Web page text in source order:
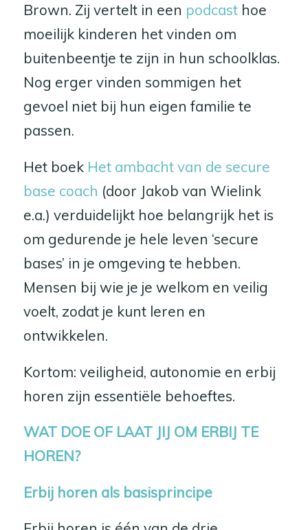
Brown. Zij vertelt in een podcasthoe
moeilijk kinderen het vinden om
buitenbeentje te zijn in hun schoolklas.
Nog erger vinden sommigen het
gevoel niet bij hun eigen familie te
passen.
Het boek Het ambacht van de secure
base coach (door Jakob van Wielink
e.a.) verduidelijkt hoe belangrijk het is
om gedurende je hele leven ‘secure
bases’ in je omgeving te hebben.
Mensen bij wie je je welkom en veilig
voelt, zodat je kunt leren en
ontwikkelen.
Kortom: veiligheid, autonomie en erbij
horen zijn essentiële behoeftes.
WAT DOE OF LAAT JIJ OM ERBIJ TE
HOREN?
Erbij horen als basisprincipe